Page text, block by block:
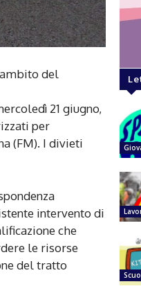
del
21 giugno,
per
(FM). I divieti
intervento di
che
le risorse
del tratto